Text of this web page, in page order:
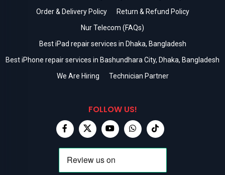
Order & Delivery Policy
Return & Refund Policy
Nur Telecom (FAQs)
Best iPad repair services in Dhaka, Bangladesh
Best iPhone repair services in Bashundhara City, Dhaka, Bangladesh
We Are Hiring
Technician Partner
FOLLOW US!